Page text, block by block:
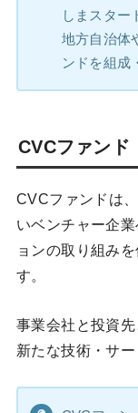
しまスター
地方自治体
ンドを組成
CVCファンド
CVCファンドは
いベンチャー企
ョンの取り組み
す。
事業会社と投資
新たな技術・サ